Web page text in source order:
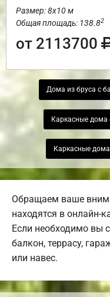
Размер: 8х10 м
Общая площадь: 138.82
от 2113700
Дома из бруса с
Каркасные дома
Каркасные
Обращаем ваше
находятся в онлайн-
Если необходимо вы
балкон, террасу,
или навес.